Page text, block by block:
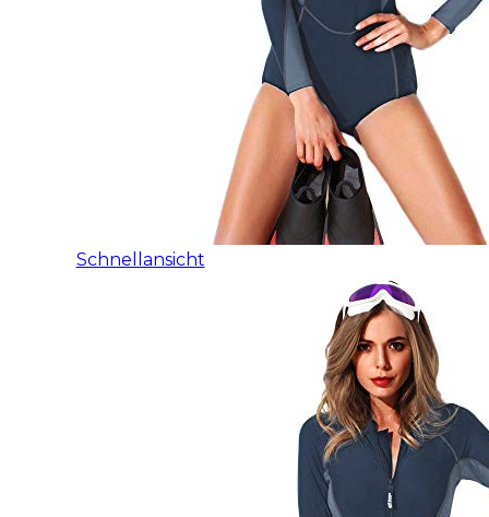
Schnellansicht